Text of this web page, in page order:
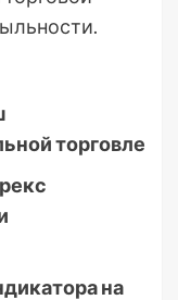
торговле
на